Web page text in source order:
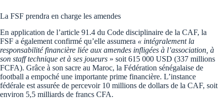
La FSF prendra en charge les amendes
En application de l’article 91.4 du Code disciplinaire de la CAF, la
FSF a également confirmé qu’elle assumera « intégralement la
responsabilité financière liée aux amendes infligées à l’association, à
son staff technique et à ses joueurs » soit 615 000 USD (337 millions
FCFA). Grâce à son sacre au Maroc, la Fédération sénégalaise de
football a empoché une importante prime financière. L’instance
fédérale est assurée de percevoir 10 millions de dollars de la CAF, soit
environ 5,5 milliards de francs CFA.